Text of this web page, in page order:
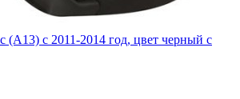
(A13) c 2011-2014 год, цвет черный с